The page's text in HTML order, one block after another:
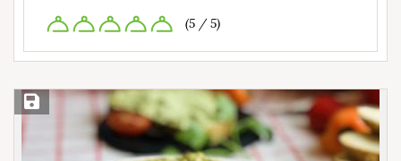
(5 / 5)
Save Recipe